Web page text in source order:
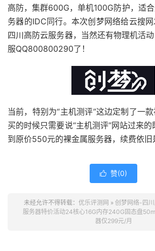
高防，集群600G，单机100G防护，适
务器的IDC同行。本次创梦网络给云搜
四川高防云服务器，当然还有物理机活
服QQ800800290了！
当前，特别为“主机测评”这边定制了一
买的时候只需要说“主机测评”网站过来
到原价550元的裸金属服务器，续费依旧
 赞(0)
未经允许不得转载： 优乐评测网 » 创梦网络-四
服务器特价活动24核心16G内存240G固态盘
器仅299元/月